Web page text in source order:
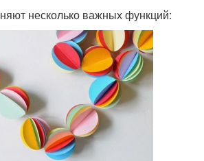
несколько важных функций: